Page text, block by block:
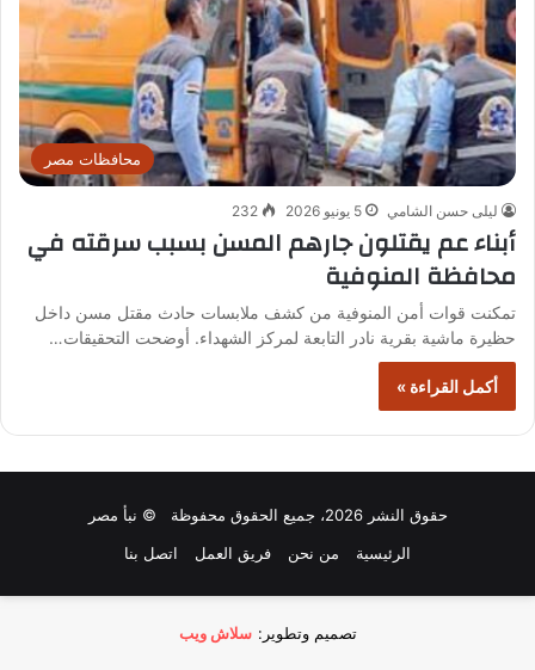
محافظات مصر
ليلى حسن الشامي 5 يونيو 2026 232
أبناء عم يقتلون جارهم المسن بسبب سرقته في
محافظة المنوفية
تمكنت قوات أمن المنوفية من كشف ملابسات حادث مقتل مسن داخل
حظيرة ماشية بقرية نادر التابعة لمركز الشهداء. أوضحت التحقيقات…
أكمل القراءة »
حقوق النشر 2026، جميع الحقوق محفوظة © نبأ مصر
الرئيسية
من نحن فريق العمل اتصل بنا
تصميم وتطوير: سلاش ويب